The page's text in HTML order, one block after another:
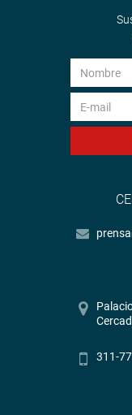
311-